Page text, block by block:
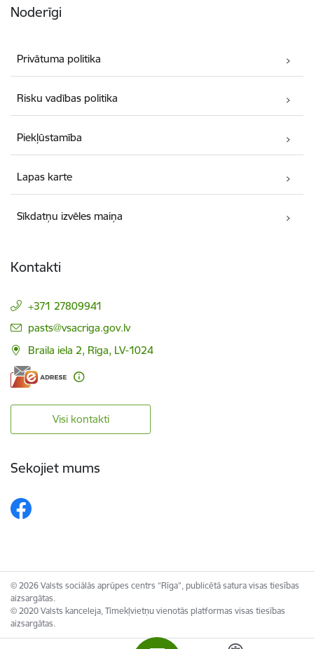
Noderīgi
Privātuma politika
Risku vadības politika
Piekļūstamība
Lapas karte
Sīkdatņu izvēles maiņa
Kontakti
+371 27809941
E-pasts:
pasts@vsacriga.gov.lv
Braila iela 2, Rīga, LV-1024
Visi kontakti
Sekojiet mums
© 2026 Valsts sociālās aprūpes centrs “Rīga”, publicētā satura visas tiesības
aizsargātas.
© 2020 Valsts kanceleja, Tīmekļvietņu vienotās platformas visas tiesības
aizsargātas.